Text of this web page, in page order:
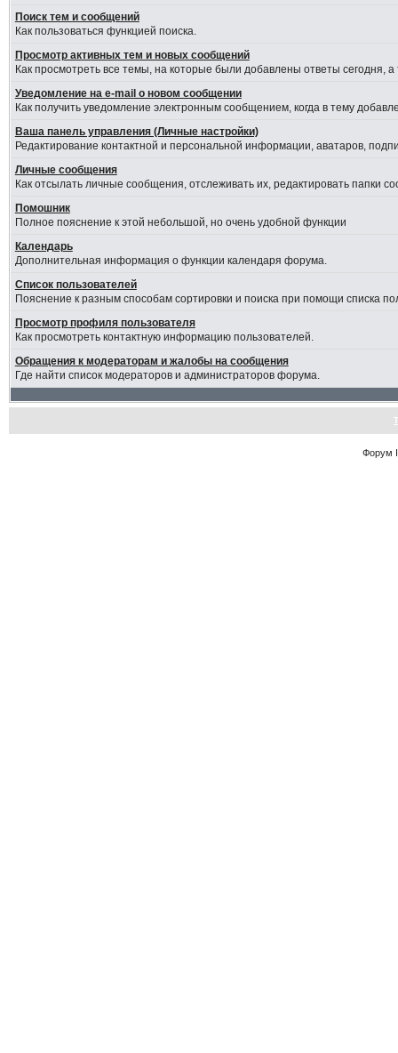
Поиск тем и сообщений
Как пользоваться функцией поиска.
Просмотр активных тем и новых сообщений
Как просмотреть все темы, на которые были добавлены ответы сегодня,
Уведомление на е-mail о новом сообщении
Как получить уведомление электронным сообщением, когда в тему
Ваша панель управления (Личные настройки)
Редактирование контактной и персональной информации, аватаров,
Личные сообщения
Как отсылать личные сообщения, отслеживать их, редактировать папки
Помошник
Полное пояснение к этой небольшой, но очень удобной функции
Календарь
Дополнительная информация о функции календаря форума.
Список пользователей
Пояснение к разным способам сортировки и поиска при помощи списка
Просмотр профиля пользователя
Как просмотреть контактную информацию пользователей.
Обращения к модераторам и жалобы на сообщения
Где найти список модераторов и администраторов форума.
Форум